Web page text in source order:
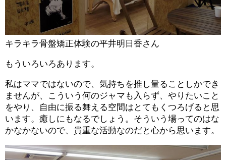
キラキラ骨盤矯正体験の平井明日香さん
もういろいろあります。
私はママではないので、気持ちを推し量ることしかでき
ませんが、こういう何のジャマも入らず、やりたいこと
をやり、自由に振る舞える空間はとてもくつろげると思
います。癒しにもなるでしょう。そういう場ってのはな
かなかないので、貴重な活動なのだと心から思います。